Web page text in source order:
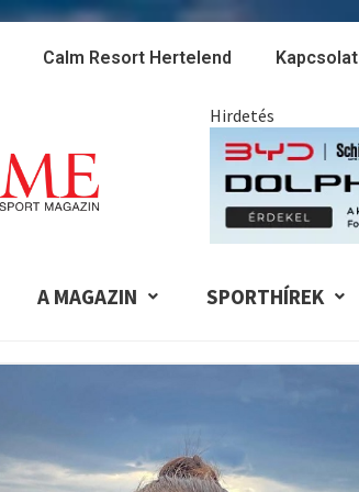
Calm Resort Hertelend Kapcsolat
Hirdetés
A MAGAZIN SPORTHÍREK